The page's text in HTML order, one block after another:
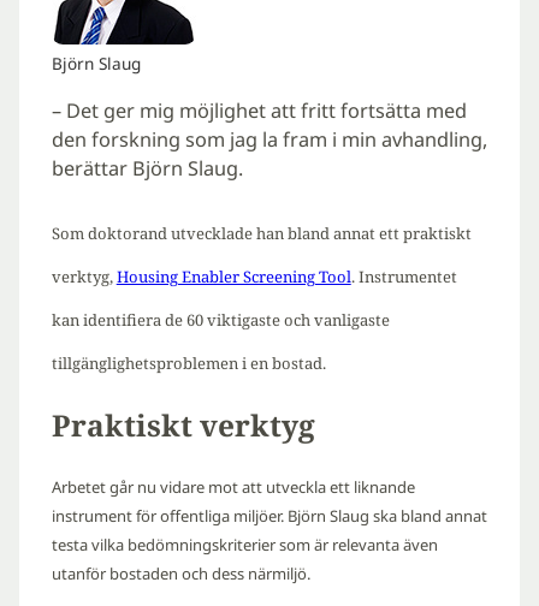
Björn Slaug
– Det ger mig möjlighet att fritt fortsätta med
den forskning som jag la fram i min avhandling,
berättar Björn Slaug.
Som doktorand utvecklade han bland annat ett praktiskt
verktyg,Housing Enabler Screening Tool. Instrumentet
kan identifiera de 60 viktigaste och vanligaste
tillgänglighetsproblemen i en bostad.
Praktiskt verktyg
Arbetet går nu vidare mot att utveckla ett liknande
instrument för offentliga miljöer. Björn Slaug ska bland annat
testa vilka bedömningskriterier som är relevanta även
utanför bostaden och dess närmiljö.